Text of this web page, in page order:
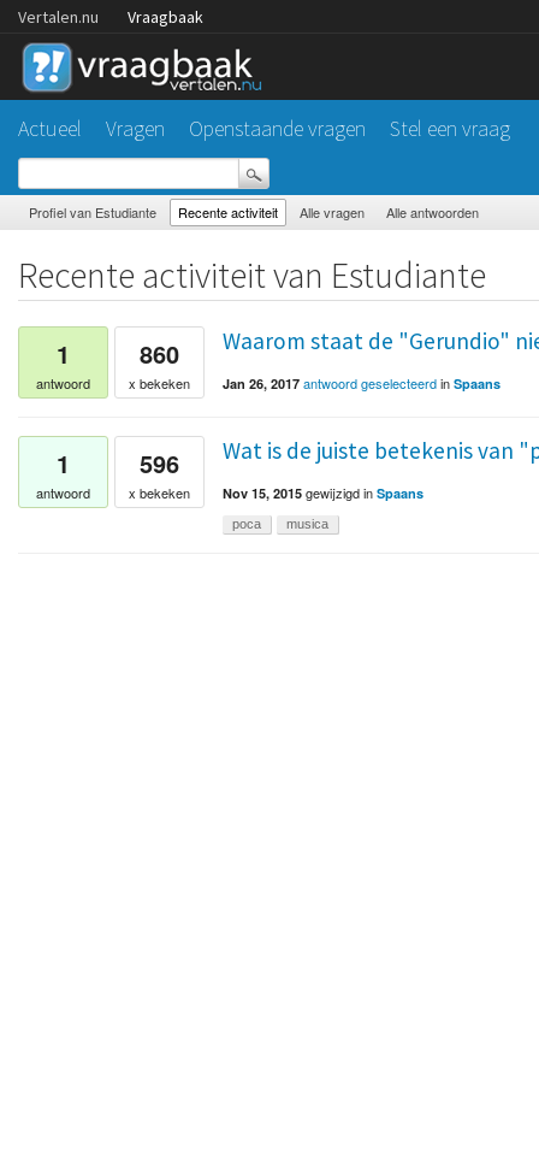
Vertalen.nu Vraagbaak
Actueel Vragen Openstaande vragen Stel een vraag
Profiel van Estudiante Recente activiteit Alle vragen Alle antwoorden
Recente activiteit van Estudiante
1
antwoord
860
x bekeken
Waarom staat de "Gerundio"
Jan 26, 2017 antwoord geselecteerdin Spaans
1
antwoord
596
x bekeken
Wat is de juiste betekenis van
Nov 15, 2015 gewijzigdin Spaans
poca musica